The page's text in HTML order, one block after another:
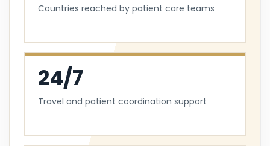
Countries reached by patient care teams
24/7
Travel and patient coordination support